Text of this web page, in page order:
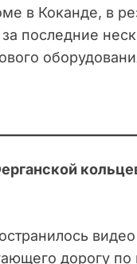
в Коканде, в
последние
дорогу